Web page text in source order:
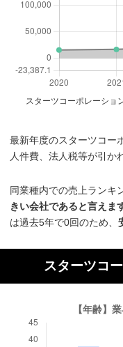
スターツコーポレーショ
最新年度のスターツコー
人件費、法人税等が引か
同業種内での売上ランキ
きい会社であると言えま
は過去5年で0回のため、
スターツコ